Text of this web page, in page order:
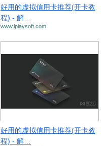
好用的虚拟信用卡推荐(开卡教
程) - 解…
www.iplaysoft.com
好用的虚拟信用卡推荐(开卡教
程) - 解…